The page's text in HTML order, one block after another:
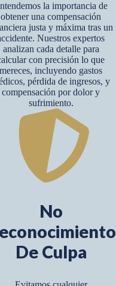
la importancia de
obtener una compensación
justa y máxima tras un
Nuestros expertos
analizan cada detalle para
con precisión lo que
mereces, incluyendo gastos
pérdida de ingresos, y
compensación por dolor y
sufrimiento.
No
De Culpa